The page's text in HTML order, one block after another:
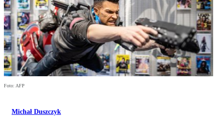
Foto: AFP
Michał Duszczyk